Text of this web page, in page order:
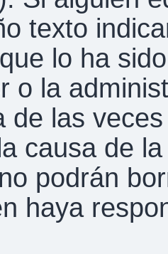
texto
lo ha
o la
de las
causa de
podrán
haya